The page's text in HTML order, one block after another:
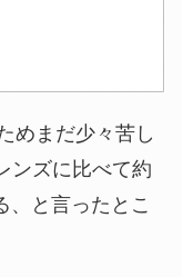
めまだ少々苦し
ンズに比べて約
、と言ったとこ